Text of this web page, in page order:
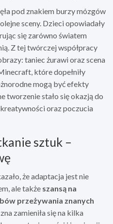
pod znakiem burzy mózgów
sceny. Dzieci opowiadały
się zarówno światem
Z tej twórczej współpracy
taniec żurawi oraz scena
które dopełniły
mogą być efekty
tworzenie stało się okazją do
oraz poczucia
sztuk –
że adaptacja jest nie
ale także szansą na
przeżywania znanych
zamieniła się na kilka